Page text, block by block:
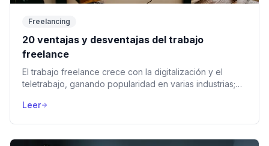
Freelancing
20 ventajas y desventajas del trabajo
freelance
El trabajo freelance crece con la digitalización y el
teletrabajo, ganando popularidad en varias industrias;
Leer